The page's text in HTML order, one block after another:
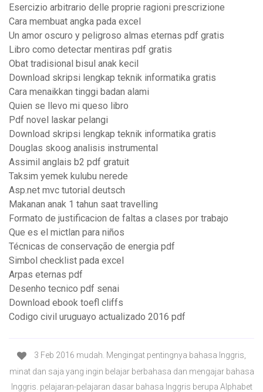
Esercizio arbitrario delle proprie ragioni prescrizione
Cara membuat angka pada excel
Un amor oscuro y peligroso almas eternas pdf gratis
Libro como detectar mentiras pdf gratis
Obat tradisional bisul anak kecil
Download skripsi lengkap teknik informatika gratis
Cara menaikkan tinggi badan alami
Quien se llevo mi queso libro
Pdf novel laskar pelangi
Download skripsi lengkap teknik informatika gratis
Douglas skoog analisis instrumental
Assimil anglais b2 pdf gratuit
Taksim yemek kulubu nerede
Asp.net mvc tutorial deutsch
Makanan anak 1 tahun saat travelling
Formato de justificacion de faltas a clases por trabajo
Que es el mictlan para niños
Técnicas de conservação de energia pdf
Simbol checklist pada excel
Arpas eternas pdf
Desenho tecnico pdf senai
Download ebook toefl cliffs
Codigo civil uruguayo actualizado 2016 pdf
3 Feb 2016 mudah. Mengingat pentingnya bahasa Inggris,
minat dan saja yang ingin belajar berbahasa dan mengajar bahasa
Inggris. pelajaran-pelajaran dasar bahasa Inggris berupa Alphabet